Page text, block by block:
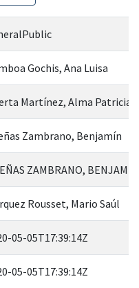
Gochis, Ana Luisa
Martínez, Alma Patricia
Zambrano, Benjamín
ZAMBRANO,
Rousset, Mario Saúl
05-05T17:39:14Z
05-05T17:39:14Z